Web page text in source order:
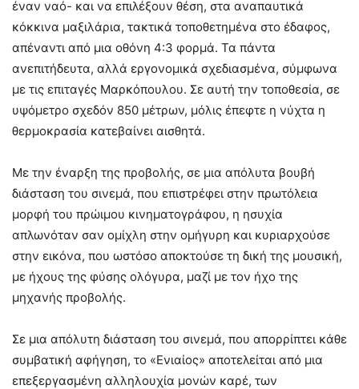
έναν ναό- και να επιλέξουν θέση, στα αναπαυτικά
κόκκινα μαξιλάρια, τακτικά τοποθετημένα στο έδαφος,
απέναντι από μια οθόνη 4:3 φορμά. Τα πάντα
ανεπιτήδευτα, αλλά εργονομικά σχεδιασμένα, σύμφωνα
με τις επιταγές Μαρκόπουλου. Σε αυτή την τοποθεσία, σε
υψόμετρο σχεδόν 850 μέτρων, μόλις έπεφτε η νύχτα η
θερμοκρασία κατεβαίνει αισθητά.
Με την έναρξη της προβολής, σε μια απόλυτα βουβή
διάσταση του σινεμά, που επιστρέφει στην πρωτόλεια
μορφή του πρώιμου κινηματογράφου, η ησυχία
απλωνόταν σαν ομίχλη στην ομήγυρη και κυριαρχούσε
στην εικόνα, που ωστόσο αποκτούσε τη δική της μουσική,
με ήχους της φύσης ολόγυρα, μαζί με τον ήχο της
μηχανής προβολής.
Σε μια απόλυτη διάσταση του σινεμά, που απορρίπτει κάθε
συμβατική αφήγηση, το «Ενιαίος» αποτελείται από μια
επεξεργασμένη αλληλουχία μονών καρέ, των